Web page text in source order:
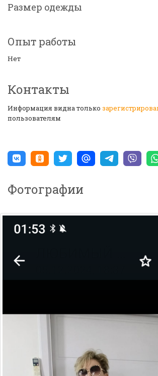
Размер одежды
Опыт работы
Нет
Контакты
Информация видна только
пользователям
Фотографии